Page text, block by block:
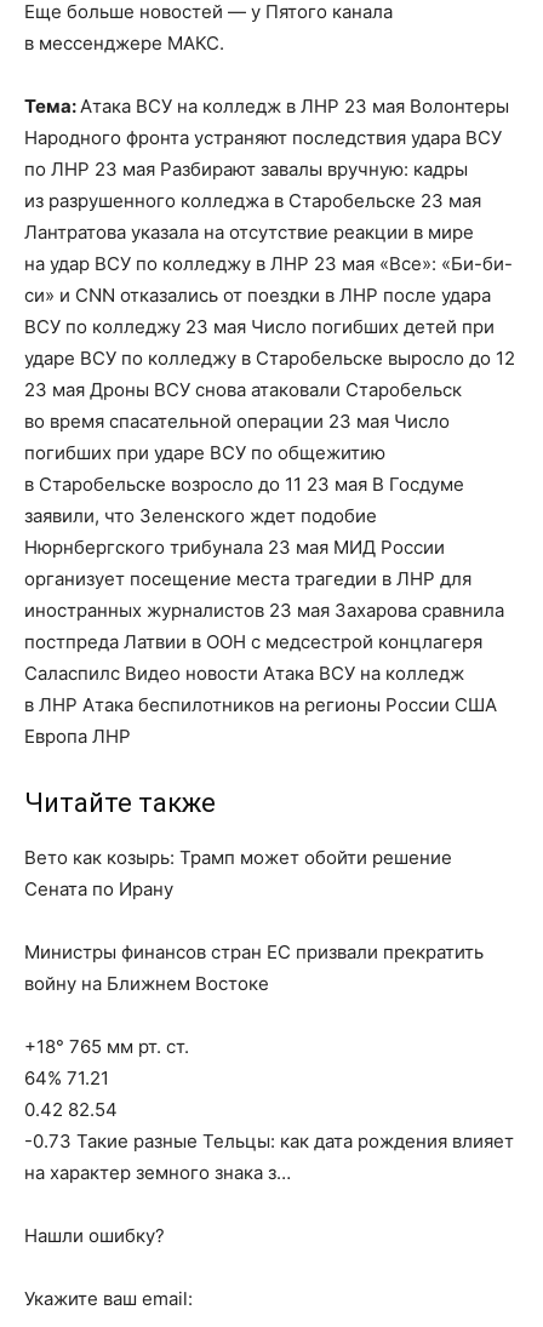
Еще больше новостей — у Пятого канала
в мессенджере МАКС.
Тема:Атака ВСУ на колледж в ЛНР 23 мая Волонтеры
Народного фронта устраняют последствия удара ВСУ
по ЛНР 23 мая Разбирают завалы вручную: кадры
из разрушенного колледжа в Старобельске 23 мая
Лантратова указала на отсутствие реакции в мире
на удар ВСУ по колледжу в ЛНР 23 мая «Все»: «Би-би-
си» и CNN отказались от поездки в ЛНР после удара
ВСУ по колледжу 23 мая Число погибших детей при
ударе ВСУ по колледжу в Старобельске выросло до 12
23 мая Дроны ВСУ снова атаковали Старобельск
во время спасательной операции 23 мая Число
погибших при ударе ВСУ по общежитию
в Старобельске возросло до 11 23 мая В Госдуме
заявили, что Зеленского ждет подобие
Нюрнбергского трибунала 23 мая МИД России
организует посещение места трагедии в ЛНР для
иностранных журналистов 23 мая Захарова сравнила
постпреда Латвии в ООН с медсестрой концлагеря
Саласпилс Видео новости Атака ВСУ на колледж
в ЛНР Атака беспилотников на регионы России США
Европа ЛНР
Читайте также
Вето как козырь: Трамп может обойти решение
Сената по Ирану
Министры финансов стран ЕС призвали прекратить
войну на Ближнем Востоке
+18° 765 мм рт. ст.
64% 71.21
0.42 82.54
-0.73 Такие разные Тельцы: как дата рождения влияет
на характер земного знака з…
Нашли ошибку?
Укажите ваш email: